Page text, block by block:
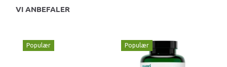
VI ANBEFALER
Populær Populær